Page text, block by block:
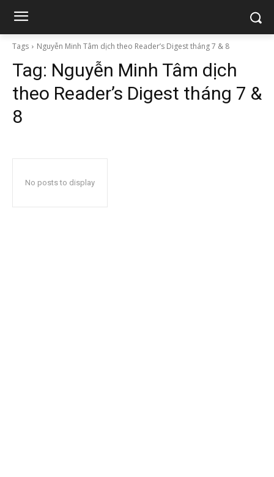
Tags Nguyễn Minh Tâm dịch theo Reader’s Digest tháng 7 & 8
Tag: Nguyễn Minh Tâm dịch
theo Reader’s Digest tháng 7 &
8
No posts to display